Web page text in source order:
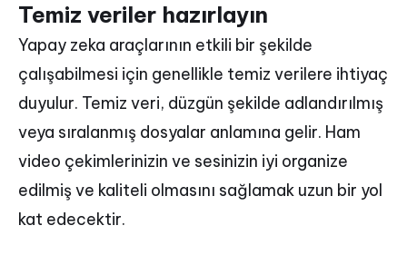
Temiz veriler hazırlayın
Yapay zeka araçlarının etkili bir şekilde
çalışabilmesi için genellikle temiz verilere ihtiyaç
duyulur. Temiz veri, düzgün şekilde adlandırılmış
veya sıralanmış dosyalar anlamına gelir. Ham
video çekimlerinizin ve sesinizin iyi organize
edilmiş ve kaliteli olmasını sağlamak uzun bir yol
kat edecektir.